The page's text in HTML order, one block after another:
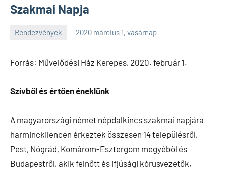
Szakmai Napja
Rendezvények 2020 március 1, vasárnap
Forrás: Művelődési Ház Kerepes, 2020. február 1.
Szívből és értően éneklünk
A magyarországi német népdalkincs szakmai napjára
harminckilencen érkeztek összesen 14 településről,
Pest, Nógrád, Komárom-Esztergom megyéből és
Budapestről, akik felnőtt és ifjúsági kórusvezetők,